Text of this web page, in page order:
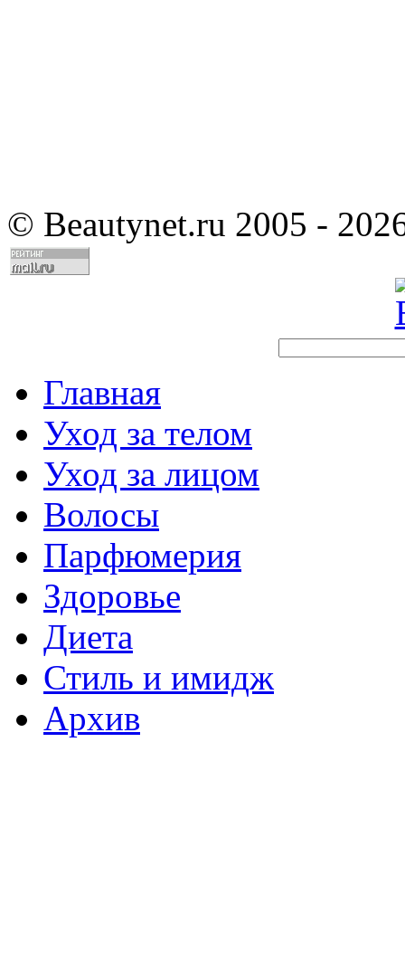
© Beautynet.ru 2005 -
Главная
Уход за телом
Уход за лицом
Волосы
Парфюмерия
Здоровье
Диета
Стиль и имидж
Архив